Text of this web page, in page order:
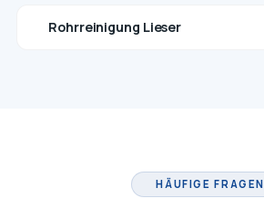
Rohrreinigung Lieser
HÄUFIGE FRAGEN